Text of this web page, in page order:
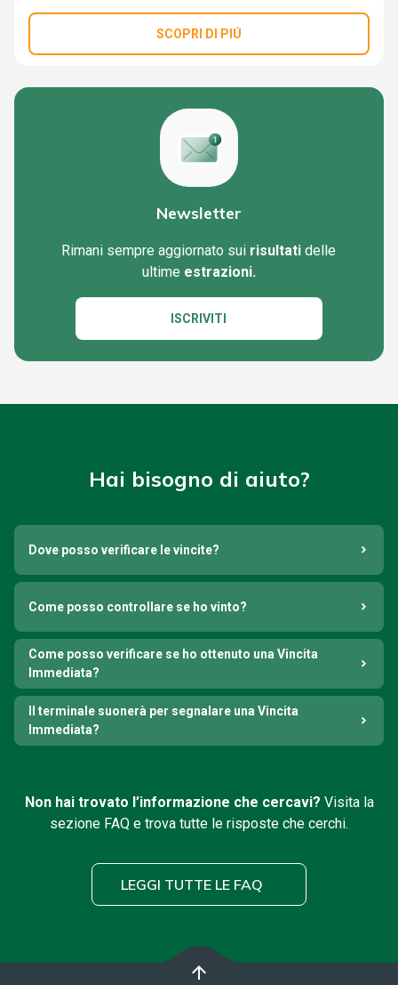
SCOPRI DI PIÚ
Newsletter
Rimani sempre aggiornato sui risultati delle
ultime estrazioni.
ISCRIVITI
Hai bisogno di aiuto?
Dove posso verificare le vincite?
Come posso controllare se ho vinto?
Come posso verificare se ho ottenuto una Vincita
Immediata?
Il terminale suonerà per segnalare una Vincita
Immediata?
Non hai trovato l’informazione che cercavi? Visita la
sezione FAQ e trova tutte le risposte che cerchi.
LEGGI TUTTE LE FAQ
arrow_upward